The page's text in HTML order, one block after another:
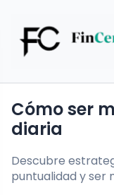
Cómo ser
diaria
Descubre
puntualidad y ser